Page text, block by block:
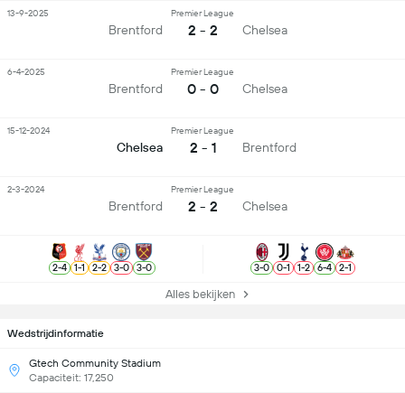
Wedstrijdinformatie
Gtech Community Stadium
Capaciteit: 17,250
Brentford
Premier League
2 - 2 Chelsea
13-9-2025
Brentford
Premier League
0 - 0 Chelsea
6-4-2025
Chelsea
Premier League
2 - 1 Brentford
15-12-2024
Brentford
Premier League
2 - 2 Chelsea
2-3-2024
2-4 1-1 2-2 3-0 3-0 3-0 0-1 1-2 6-4 2-1
Alles bekijken